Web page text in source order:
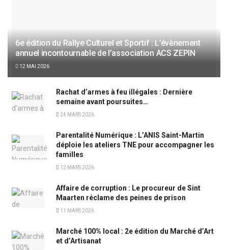
6e édition du Rallye Culturel et Sportif : L’évènement
annuel incontournable de l’association ACS ZEPIN
12 MAI 2026
Rachat d’armes à feu illégales : Dernière
semaine avant poursuites…
24 MARS 2026
Parentalité Numérique : L’ANIS Saint-Martin
déploie les ateliers TNE pour accompagner les
familles
12 MARS 2026
Affaire de corruption : Le procureur de Sint
Maarten réclame des peines de prison
11 MARS 2026
Marché 100% local : 2e édition du Marché d’Art
et d’Artisanat